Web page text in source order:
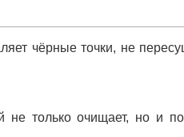
чёрные точки, не
не только очищает, но и